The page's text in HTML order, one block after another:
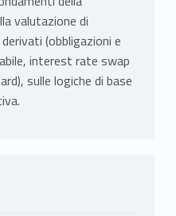
valutazione di
(obbligazioni e
interest rate swap
sulle logiche di base